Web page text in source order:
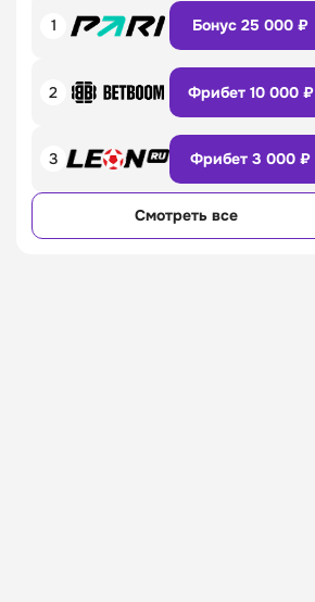
1 Бонус 25 000 ₽
2 Фрибет 10 000 ₽
3 Фрибет 3 000 ₽
Смотреть все